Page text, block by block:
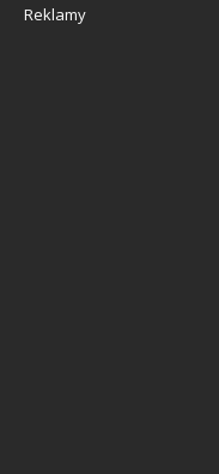
Reklamy